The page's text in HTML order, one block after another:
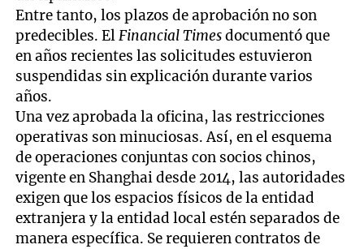
Entre tanto, los plazos de aprobación no son
predecibles. ElFinancial Timesdocumentó que
en años recientes las solicitudes estuvieron
suspendidas sin explicación durante varios
años.
Una vez aprobada la oficina, las restricciones
operativas son minuciosas. Así, en el esquema
de operaciones conjuntas con socios chinos,
vigente en Shanghai desde 2014, las autoridades
exigen que los espacios físicos de la entidad
extranjera y la entidad local estén separados de
manera específica. Se requieren contratos de